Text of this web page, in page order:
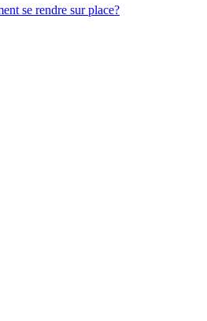
se rendre sur place?